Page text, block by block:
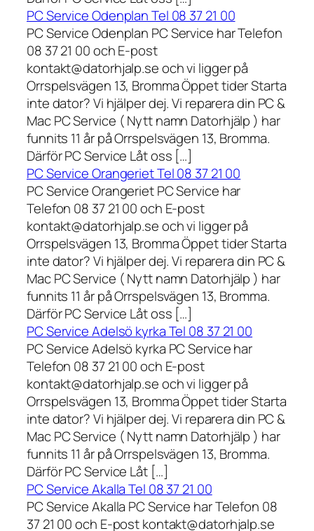
PC Service Odenplan Tel 08 37 21 00
PC Service Odenplan PC Service har Telefon
08 37 21 00 och E-post
kontakt@datorhjalp.se och vi ligger på
Orrspelsvägen 13, Bromma Öppet tider Starta
inte dator? Vi hjälper dej. Vi reparera din PC &
Mac PC Service ( Nytt namn Datorhjälp ) har
funnits 11 år på Orrspelsvägen 13, Bromma.
Därför PC Service Låt oss […]
PC Service Orangeriet Tel 08 37 21 00
PC Service Orangeriet PC Service har
Telefon 08 37 21 00 och E-post
kontakt@datorhjalp.se och vi ligger på
Orrspelsvägen 13, Bromma Öppet tider Starta
inte dator? Vi hjälper dej. Vi reparera din PC &
Mac PC Service ( Nytt namn Datorhjälp ) har
funnits 11 år på Orrspelsvägen 13, Bromma.
Därför PC Service Låt oss […]
PC Service Adelsö kyrka Tel 08 37 21 00
PC Service Adelsö kyrka PC Service har
Telefon 08 37 21 00 och E-post
kontakt@datorhjalp.se och vi ligger på
Orrspelsvägen 13, Bromma Öppet tider Starta
inte dator? Vi hjälper dej. Vi reparera din PC &
Mac PC Service ( Nytt namn Datorhjälp ) har
funnits 11 år på Orrspelsvägen 13, Bromma.
Därför PC Service Låt […]
PC Service Akalla Tel 08 37 21 00
PC Service Akalla PC Service har Telefon 08
37 21 00 och E-post kontakt@datorhjalp.se